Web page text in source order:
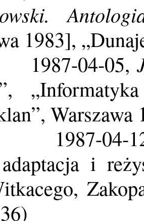
1983],
1987-04-05,
Warszawa
1987-04-
i